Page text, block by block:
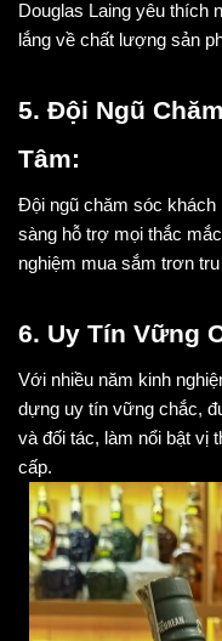
Douglas Laing yêu thích
lắng về chất lượng sản
5. Đội Ngũ
Tâm:
Đội ngũ chăm sóc khách
sàng hỗ trợ mọi thắc
nghiệm mua sắm trơn
6. Uy Tín Vững
Với nhiều năm kinh
dựng uy tín vững chắc,
và đối tác, làm nổi bật vị
cấp.